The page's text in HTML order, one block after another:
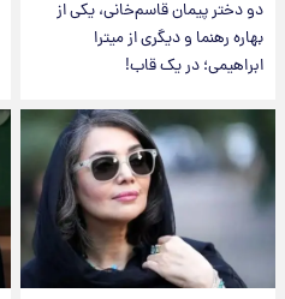
دو دختر پیمان قاسم‌خانی، یکی از
بهاره رهنما و دیگری از میترا
ابراهیمی؛ در یک قاب!